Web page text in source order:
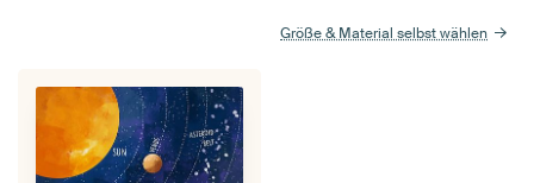
Größe & Material selbst wählen